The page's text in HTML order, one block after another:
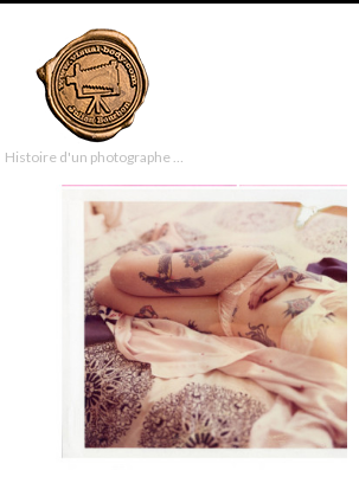
Histoire d'un photographe …